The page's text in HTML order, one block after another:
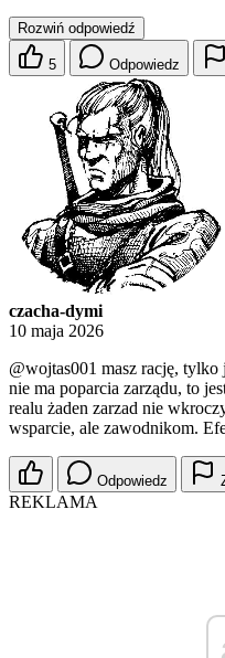
Rozwiń odpowiedź
5 Odpowiedz
czacha-dymi
10 maja 2026
@wojtas001 masz rację,
nie ma poparcia zarządu, to
realu żaden zarzad nie
wsparcie, ale zawodnikom.
Odpowiedz
REKLAMA